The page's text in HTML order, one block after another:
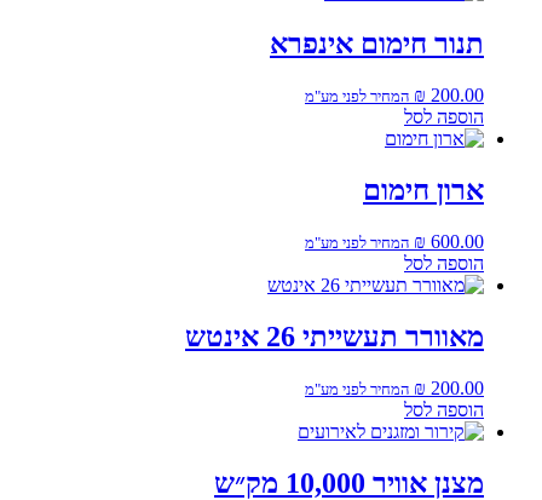
תנור חימום אינפרא
₪ 200.00 המחיר לפני מע"מ
הוספה לסל
ארון חימום
₪ 600.00 המחיר לפני מע"מ
הוספה לסל
מאוורר תעשייתי 26 אינטש
₪ 200.00 המחיר לפני מע"מ
הוספה לסל
מצנן אוויר 10,000 מק״ש